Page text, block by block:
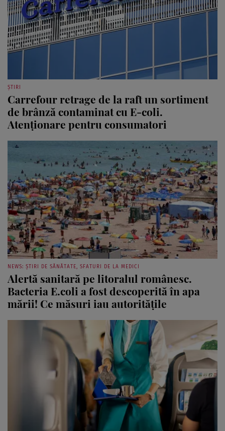
ȘTIRI
Carrefour retrage de la raft un sortiment
de brânză contaminat cu E-coli.
Atenționare pentru consumatori
NEWS: ȘTIRI DE SĂNĂTATE, SFATURI DE LA MEDICI
Alertă sanitară pe litoralul românesc.
Bacteria E.coli a fost descoperită în apa
mării! Ce măsuri iau autoritățile